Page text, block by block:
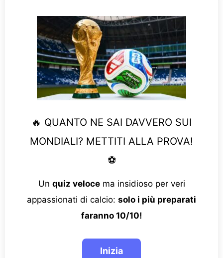
🔥 QUANTO NE SAI DAVVERO SUI
MONDIALI? METTITI ALLA PROVA!
⚽
Un quiz velocema insidioso per veri
appassionati di calcio: solo i più preparati
faranno 10/10!